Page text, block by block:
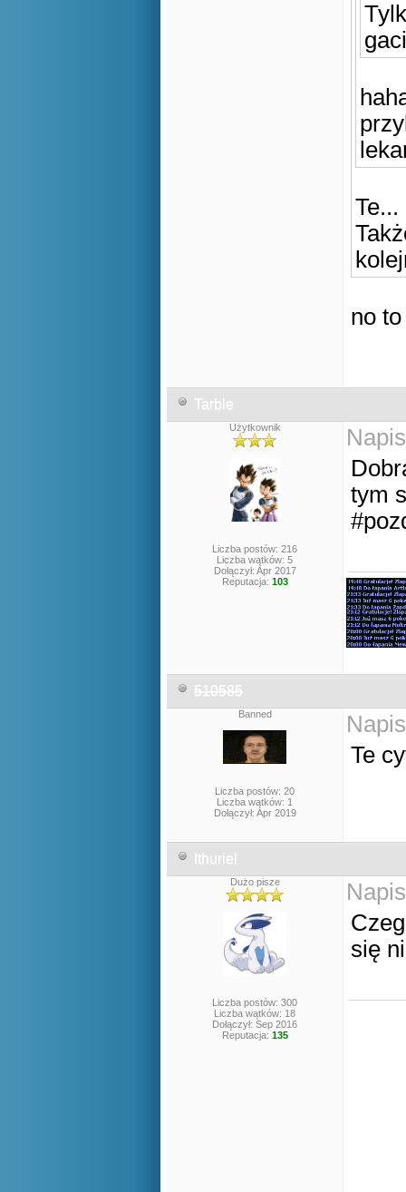
no
Tarble
Użytkownik
Liczba postów: 216
Liczba wątków: 5
Dołączył: Apr 2017
Reputacja: 103
tym
510585
Banned
Liczba postów: 20
Liczba wątków: 1
Dołączył: Apr 2019
Te
Ithuriel
Dużo pisze
Liczba postów: 300
Liczba wątków: 18
Dołączył: Sep 2016
Reputacja: 135
się